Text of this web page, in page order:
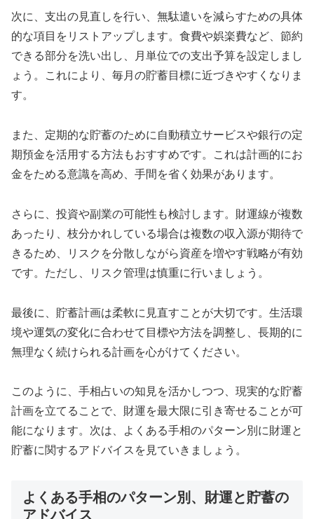
次に、支出の見直しを行い、無駄遣いを減らすための具体
的な項目をリストアップします。食費や娯楽費など、節約
できる部分を洗い出し、月単位での支出予算を設定しまし
ょう。これにより、毎月の貯蓄目標に近づきやすくなりま
す。
また、定期的な貯蓄のために自動積立サービスや銀行の定
期預金を活用する方法もおすすめです。これは計画的にお
金をためる意識を高め、手間を省く効果があります。
さらに、投資や副業の可能性も検討します。財運線が複数
あったり、枝分かれしている場合は複数の収入源が期待で
きるため、リスクを分散しながら資産を増やす戦略が有効
です。ただし、リスク管理は慎重に行いましょう。
最後に、貯蓄計画は柔軟に見直すことが大切です。生活環
境や運気の変化に合わせて目標や方法を調整し、長期的に
無理なく続けられる計画を心がけてください。
このように、手相占いの知見を活かしつつ、現実的な貯蓄
計画を立てることで、財運を最大限に引き寄せることが可
能になります。次は、よくある手相のパターン別に財運と
貯蓄に関するアドバイスを見ていきましょう。
よくある手相のパターン別、財運と貯蓄の
アドバイス